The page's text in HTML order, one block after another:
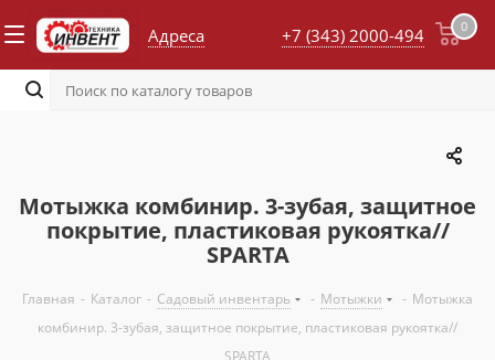
Адреса 0
+7 (343) 2000-494
Мотыжка комбинир. 3-зубая, защитное
покрытие, пластиковая рукоятка//
SPARTA
Главная - Каталог - Садовый инвентарь - Мотыжки - Мотыжка
комбинир. 3-зубая, защитное покрытие, пластиковая рукоятка//
SPARTA